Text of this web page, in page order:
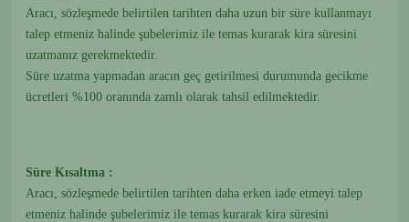
Aracı, sözleşmede belirtilen tarihten daha uzun bir süre kullanmayı
talep etmeniz halinde şubelerimiz ile temas kurarak kira süresini
uzatmanız gerekmektedir.
Süre uzatma yapmadan aracın geç getirilmesi durumunda gecikme
ücretleri %100 oranında zamlı olarak tahsil edilmektedir.
Süre Kısaltma :
Aracı, sözleşmede belirtilen tarihten daha erken iade etmeyi talep
etmeniz halinde şubelerimiz ile temas kurarak kira süresini